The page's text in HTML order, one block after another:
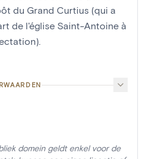
du Grand Curtius (qui a
de l'église Saint-Antoine à
domein geldt enkel voor de